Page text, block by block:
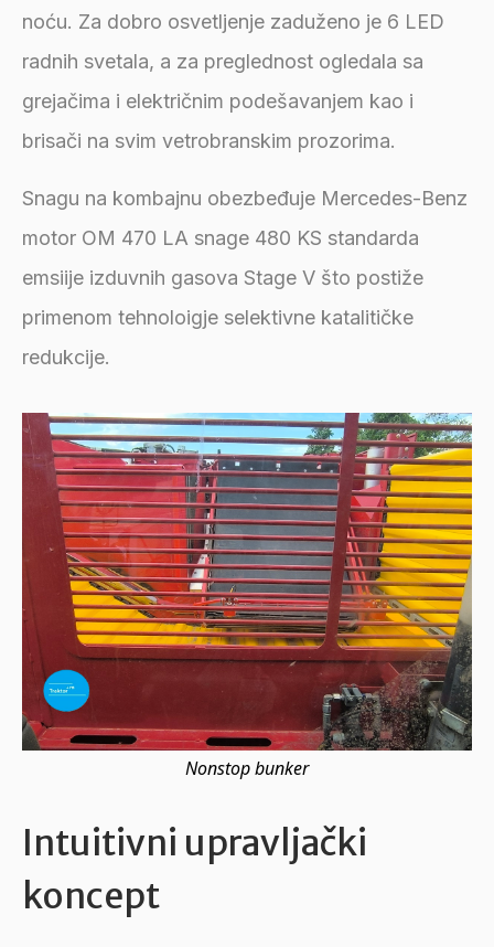
noću. Za dobro osvetljenje zaduženo je 6 LED
radnih svetala, a za preglednost ogledala sa
grejačima i električnim podešavanjem kao i
brisači na svim vetrobranskim prozorima.
Snagu na kombajnu obezbeđuje Mercedes-Benz
motor OM 470 LA snage 480 KS standarda
emsiije izduvnih gasova Stage V što postiže
primenom tehnoloigje selektivne katalitičke
redukcije.
Nonstop bunker
Intuitivni upravljački
koncept